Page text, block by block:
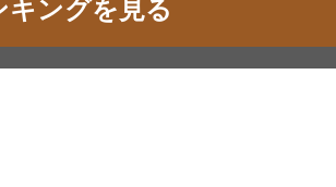
キングを見る